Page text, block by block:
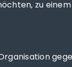
zu